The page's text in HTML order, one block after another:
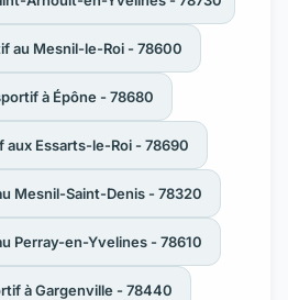
au Mesnil-le-Roi - 78600
à Épône - 78680
aux Essarts-le-Roi - 78690
Mesnil-Saint-Denis - 78320
Perray-en-Yvelines - 78610
à Gargenville - 78440